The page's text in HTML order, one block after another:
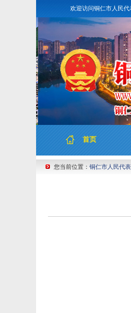
欢迎访问铜仁市人民
首页
您当前位置： 铜仁市人民代